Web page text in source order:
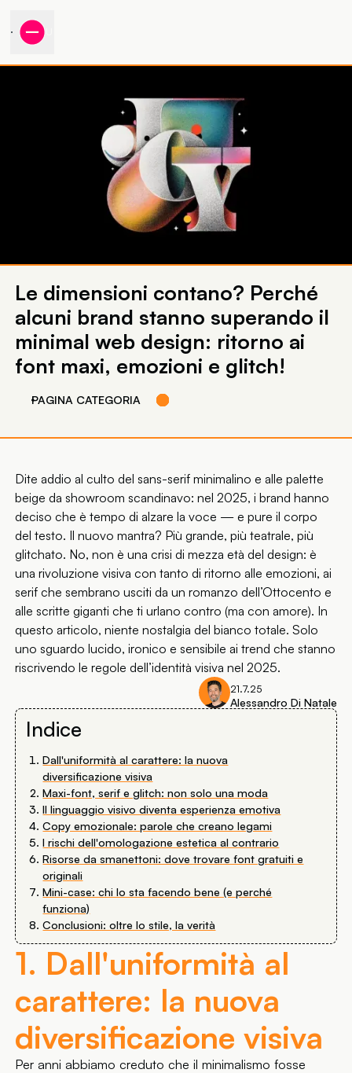
MENU
Le dimensioni contano? Perché
alcuni brand stanno superando il
minimal web design: ritorno ai
font maxi, emozioni e glitch!
PAGINA CATEGORIA
Dite addio al culto del sans-serif minimalino e alle palette
beige da showroom scandinavo: nel 2025, i brand hanno
deciso che è tempo di alzare la voce — e pure il corpo
del testo. Il nuovo mantra? Più grande, più teatrale, più
glitchato. No, non è una crisi di mezza età del design: è
una rivoluzione visiva con tanto di ritorno alle emozioni, ai
serif che sembrano usciti da un romanzo dell’Ottocento e
alle scritte giganti che ti urlano contro (ma con amore). In
questo articolo, niente nostalgia del bianco totale. Solo
uno sguardo lucido, ironico e sensibile ai trend che stanno
riscrivendo le regole dell’identità visiva nel 2025.
21.7.25
Alessandro Di Natale
Indice
Dall'uniformità al carattere: la nuova
diversificazione visiva
Maxi-font, serif e glitch: non solo una moda
Il linguaggio visivo diventa esperienza emotiva
Copy emozionale: parole che creano legami
I rischi dell'omologazione estetica al contrario
Risorse da smanettoni: dove trovare font gratuiti e
originali
Mini-case: chi lo sta facendo bene (e perché
funziona)
Conclusioni: oltre lo stile, la verità
1. Dall'uniformità al
carattere: la nuova
diversificazione visiva
Per anni abbiamo creduto che il minimalismo fosse